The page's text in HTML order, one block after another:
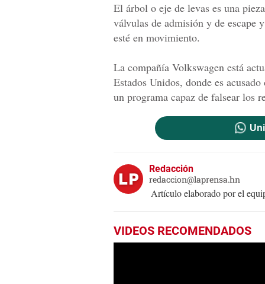
El árbol o eje de levas es una
válvulas de admisión y de escape
esté en movimiento.
La compañía Volkswagen está
Estados Unidos, donde es
un programa capaz de falsear los
Redacción
redaccion@laprensa.hn
Artículo elaborado por el
VIDEOS RECOMENDADOS